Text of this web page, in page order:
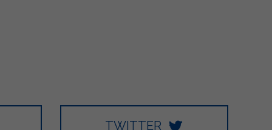
TWITTER